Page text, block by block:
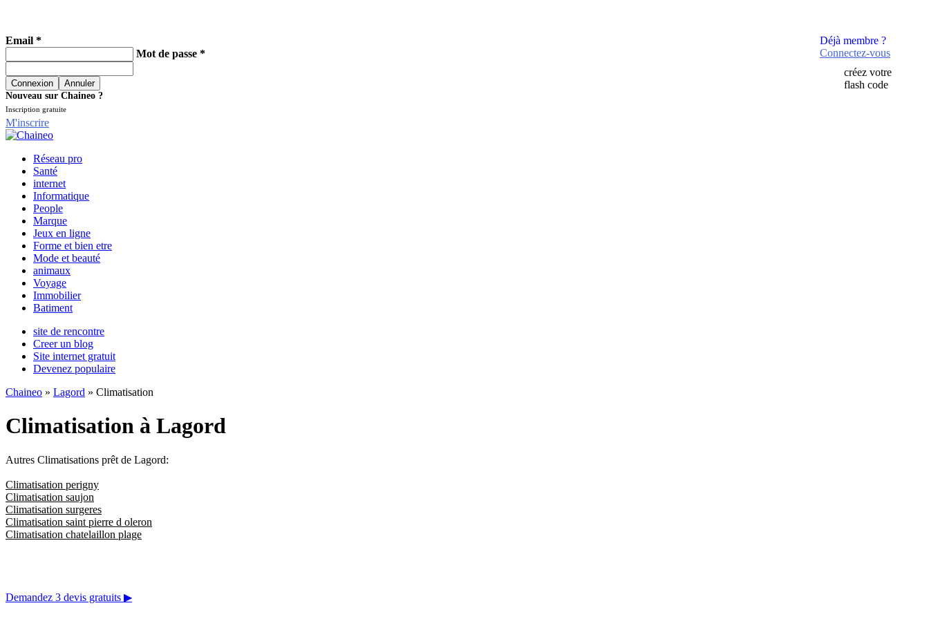
Déjà membre ?
Connectez-vous
créez votre
flash code
Email *
Mot de passe *
Nouveau sur Chaineo ?
Inscription gratuite
M'inscrire
Réseau pro
Santé
internet
Informatique
People
Marque
Jeux en ligne
Forme et bien etre
Mode et beauté
animaux
Voyage
Immobilier
Batiment
site de rencontre
Creer un blog
Site internet gratuit
Devenez populaire
Chaineo » Lagord » Climatisation
Climatisation à Lagord
Autres Climatisations prêt de Lagord:
Climatisation perigny
Climatisation saujon
Climatisation surgeres
Climatisation saint pierre d oleron
Climatisation chatelaillon plage
Demandez 3 devis gratuits ▶